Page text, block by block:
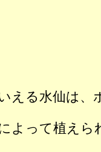
える水仙は、
よって植えら